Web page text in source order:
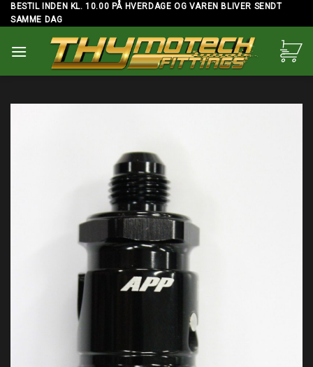
Skip
to
BESTIL INDEN KL. 10.00 PÅ HVERDAGE OG VAREN BLIVER SENDT
SAMME DAG